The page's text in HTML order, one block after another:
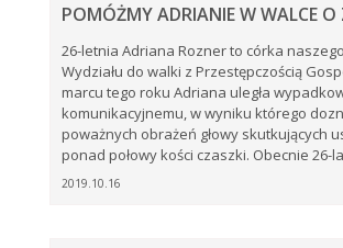
POMÓŻMY ADRIANIE W WALCE O
26-letnia Adriana Rozner to córka
Wydziału do walki z Przestępczością
marcu tego roku Adriana uległa
komunikacyjnemu, w wyniku którego
poważnych obrażeń głowy skutkujących
ponad połowy kości czaszki. Obecnie 26-
2019.10.16